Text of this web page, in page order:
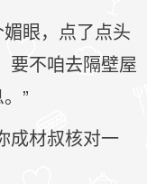
眼，点了点头
要不咱去隔壁屋
”
成材叔核对一